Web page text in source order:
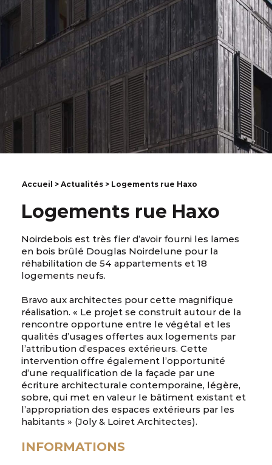
Accueil > Actualités > Logements rue Haxo
Logements rue Haxo
Noirdebois est très fier d’avoir fourni les lames
en bois brûlé Douglas Noirdelune pour la
réhabilitation de 54 appartements et 18
logements neufs.
Bravo aux architectes pour cette magnifique
réalisation. « Le projet se construit autour de la
rencontre opportune entre le végétal et les
qualités d’usages offertes aux logements par
l’attribution d’espaces extérieurs. Cette
intervention offre également l’opportunité
d’une requalification de la façade par une
écriture architecturale contemporaine, légère,
sobre, qui met en valeur le bâtiment existant et
l’appropriation des espaces extérieurs par les
habitants » (Joly & Loiret Architectes).
INFORMATIONS